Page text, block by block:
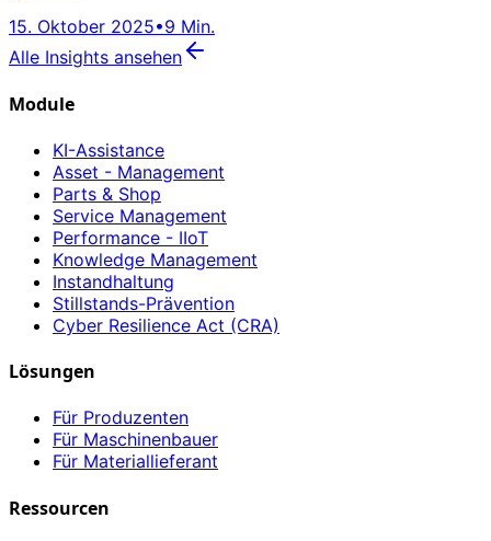
15. Oktober 2025•9 Min.
Alle Insights ansehen
Module
KI-Assistance
Asset - Management
Parts & Shop
Service Management
Performance - IIoT
Knowledge Management
Instandhaltung
Stillstands-Prävention
Cyber Resilience Act (CRA)
Lösungen
Für Produzenten
Für Maschinenbauer
Für Materiallieferant
Ressourcen